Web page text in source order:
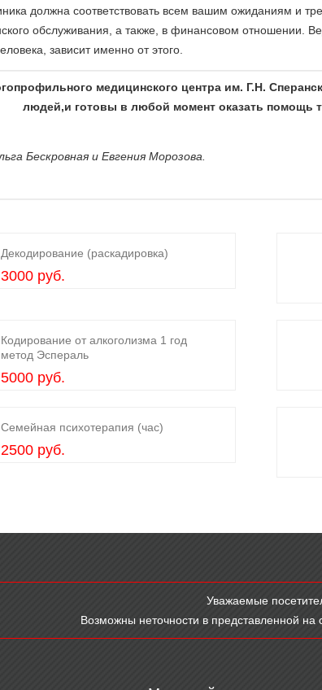
должна соответствовать всем вашим ожиданиям и
обслуживания, а также, в финансовом отношении.
зависит именно от этого.
медицинского центра им. Г.Н.
людей,и готовы в любой момент оказать помощь
Бескровная и Евгения Морозова.
Декодирование (раскадировка)
3000 руб.
Кодирование от алкоголизма 1 год
метод Эспераль
5000 руб.
Семейная психотерапия (час)
2500 руб.
Уважаемые
Возможны неточности в представленной